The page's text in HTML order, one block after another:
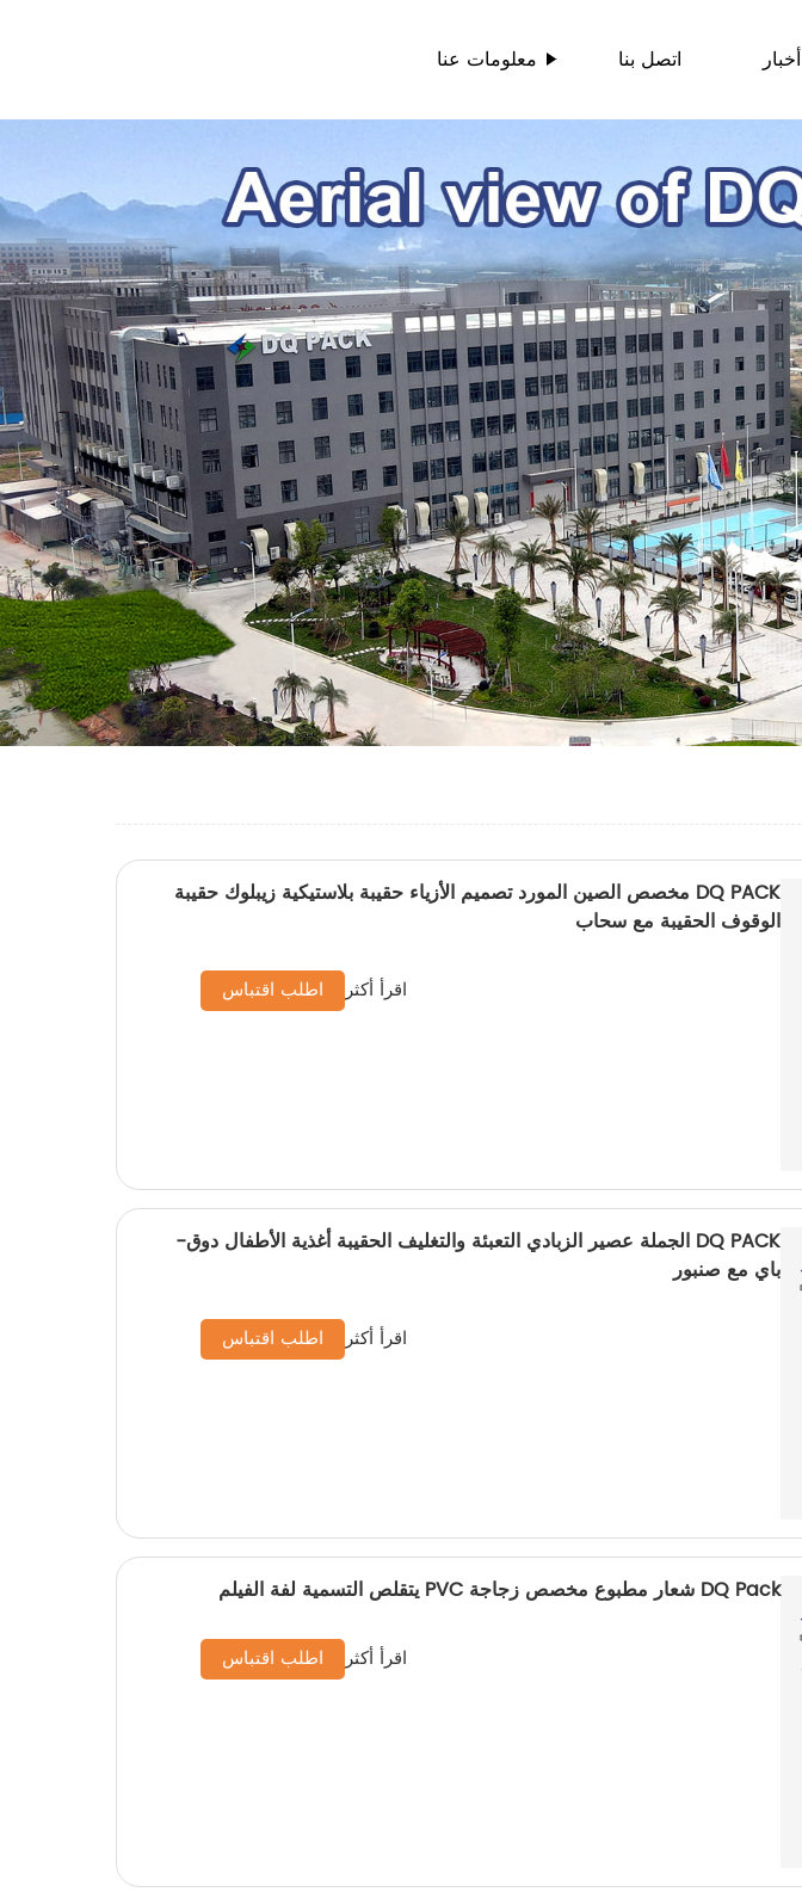
أخبار اتصل بنا معلومات عنا
DQ PACK مخصص الصين المورد تصميم الأزياء حقيبة بلاستيكية زيبلوك حقيبة
الوقوف الحقيبة مع سحاب
اقرأ أكثر اطلب اقتباس
DQ PACK الجملة عصير الزبادي التعبئة والتغليف الحقيبة أغذية الأطفال دوق-
باي مع صنبور
اقرأ أكثر اطلب اقتباس
DQ Pack شعار مطبوع مخصص زجاجة PVC يتقلص التسمية لفة الفيلم
اقرأ أكثر اطلب اقتباس